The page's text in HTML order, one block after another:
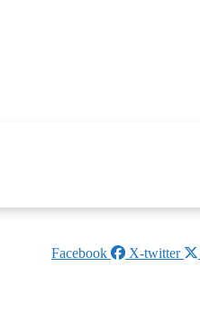
Facebook
X-twitter